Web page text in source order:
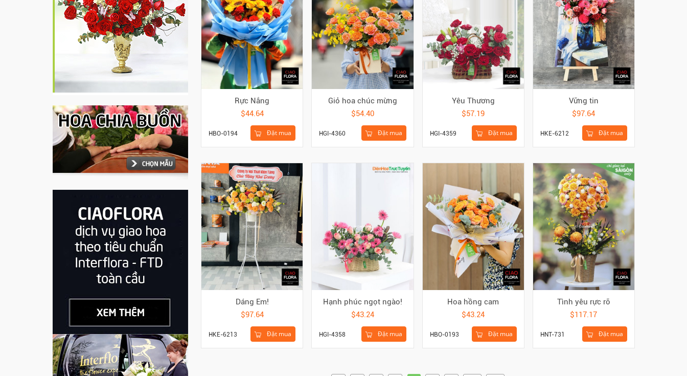
Rực Nắng
$44.64
Đặt mua
HBO-0194
Giỏ hoa chúc mừng
$54.40
Đặt mua
HGI-4360
Yêu Thương
$57.19
Đặt mua
HGI-4359
Vững tin
$97.64
Đặt mua
HKE-6212
Dáng Em!
$97.64
Đặt mua
HKE-6213
Hạnh phúc ngọt ngào!
$43.24
Đặt mua
HGI-4358
Hoa hồng cam
$43.24
Đặt mua
HBO-0193
Tình yêu rực rỡ
$117.17
Đặt mua
HNT-731